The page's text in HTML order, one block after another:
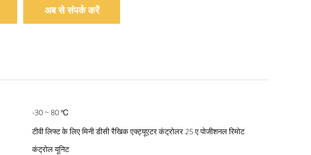
अब से संपर्क करें
-30 ~ 80 ℃
टीवी लिफ्ट के लिए मिनी डीसी रैखिक एक्ट्यूएटर कंट्रोलर 25 ए पोजीशनल रिमोट
कंट्रोल यूनिट